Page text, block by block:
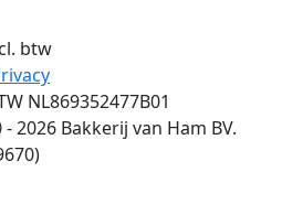
btw
NL869352477B01
2026 Bakkerij van Ham BV.